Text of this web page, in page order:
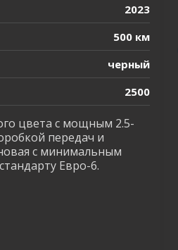
2023
500 км
черный
2500
цвета с мощным 2.5-
передач и
с минимальным
Евро-6.